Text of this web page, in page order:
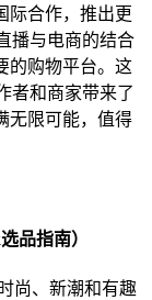
际合作，推出更
播与电商的结合
的购物平台。这
者和商家带来了
无限可能，值得
品指南）
尚、新潮和有趣